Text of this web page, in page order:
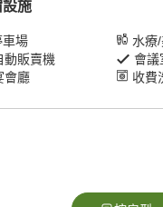
施
車場
水療
動販賣機
會議
會廳
收費